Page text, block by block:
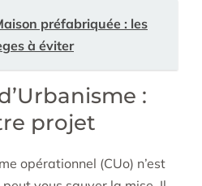
préfabriquée : les
à éviter
:
projet
opérationnel (CUo) n’est